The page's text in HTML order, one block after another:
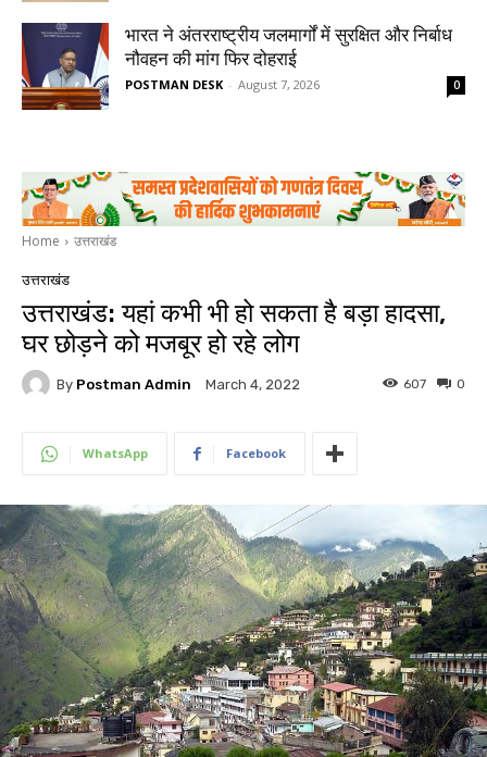
भारत ने अंतरराष्ट्रीय जलमार्गों में सुरक्षित और निर्बाध
नौवहन की मांग फिर दोहराई
POSTMAN DESK - August 7, 2026 0